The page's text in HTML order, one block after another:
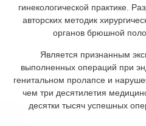
гинекологической практике.
авторских методик
органов брюшной
Является признанным
выполненных операций при
генитальном пролапсе и
чем три десятилетия
десятки тысяч успешных